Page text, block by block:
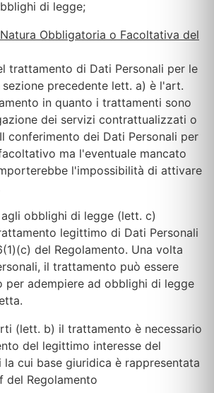
di legge;
Obbligatoria o Facoltativa del
trattamento di Dati Personali per le
precedente lett. a) è l'art.
in quanto i trattamenti sono
dei servizi contrattualizzati o
conferimento dei Dati Personali per
ma l'eventuale mancato
l'impossibilità di attivare
obblighi di legge (lett. c)
legittimo di Dati Personali
del Regolamento. Una volta
il trattamento può essere
per adempiere ad obblighi di legge
(lett. b) il trattamento è necessario
del legittimo interesse del
cui base giuridica è rappresentata
del Regolamento